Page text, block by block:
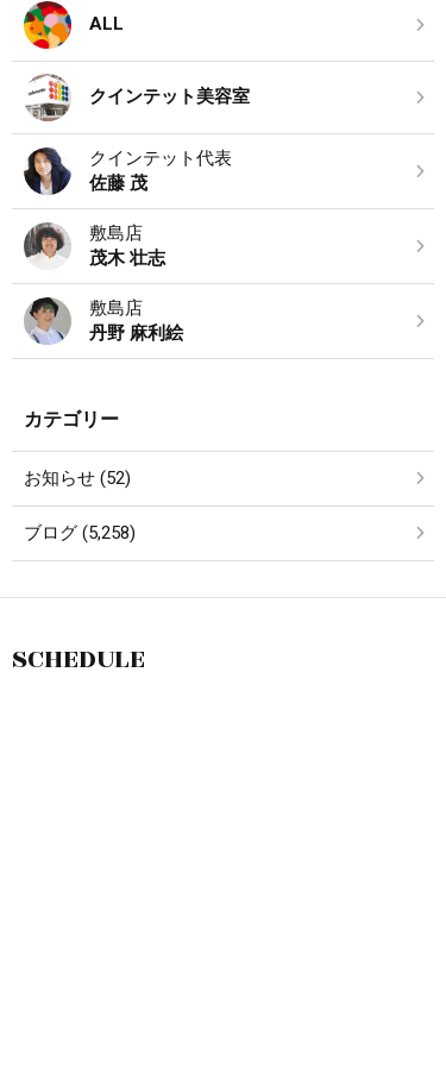
ALL
クインテット美容室
クインテット代表
佐藤 茂
敷島店
茂木 壮志
敷島店
丹野 麻利絵
カテゴリー
お知らせ (52)
ブログ (5,258)
SCHEDULE